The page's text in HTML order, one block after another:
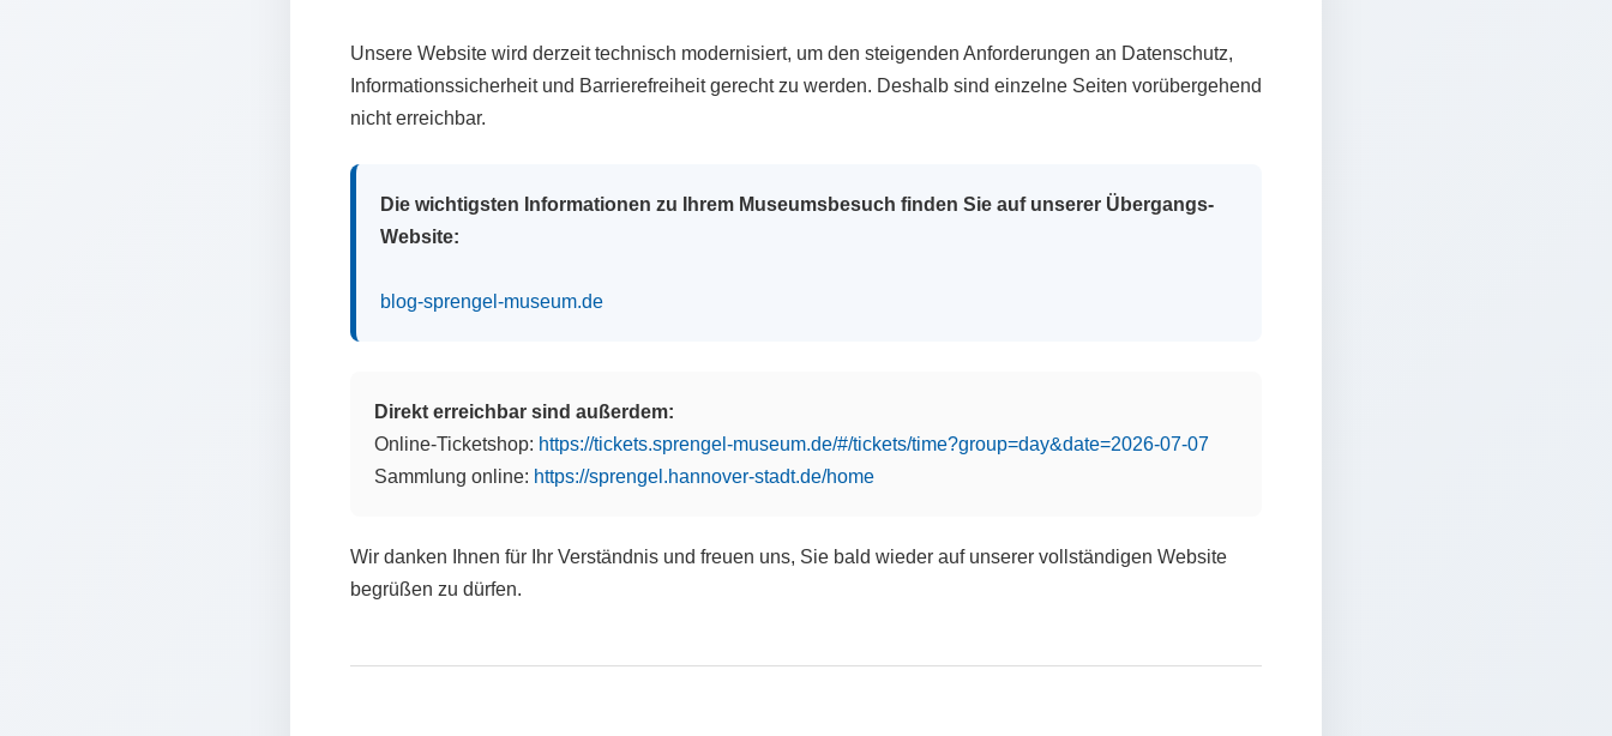
Unsere Website wird derzeit technisch modernisiert, um den steigenden Anforderungen an Datenschutz,
Informationssicherheit und Barrierefreiheit gerecht zu werden. Deshalb sind einzelne Seiten vorübergehend
nicht erreichbar.
Die wichtigsten Informationen zu Ihrem Museumsbesuch finden Sie auf unserer Übergangs-
Website:
blog-sprengel-museum.de
Direkt erreichbar sind außerdem:
Online-Ticketshop: https://tickets.sprengel-museum.de/#/tickets/time?group=day&date=2026-07-07
Sammlung online: https://sprengel.hannover-stadt.de/home
Wir danken Ihnen für Ihr Verständnis und freuen uns, Sie bald wieder auf unserer vollständigen Website
begrüßen zu dürfen.